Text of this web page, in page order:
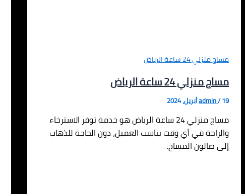
مساج منزلي 24 ساعة الرياض
مساج منزلي 24 ساعة الرياض
admin/19 أبريل، 2024
مساج منزلي 24 ساعة الرياض هو خدمة توفر الاسترخاء
والراحة في أي وقت يناسب العميل، دون الحاجة للذهاب
إلى صالون المساج.